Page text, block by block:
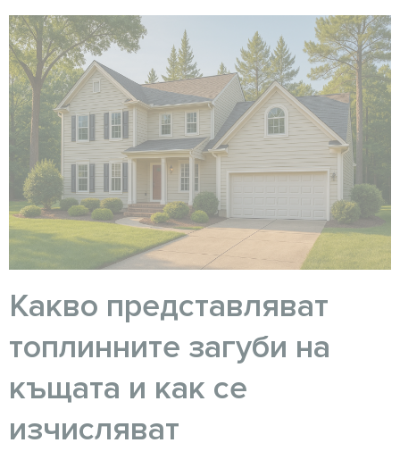
Какво представляват
топлинните загуби на
къщата и как се
изчисляват